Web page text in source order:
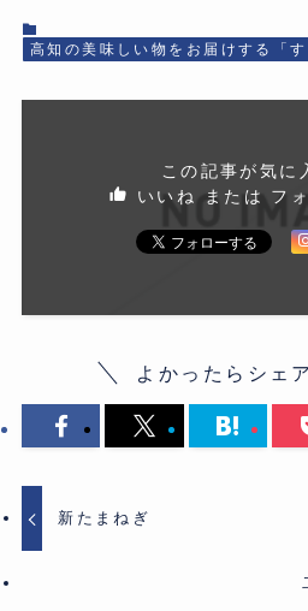
高知の美味しい物をお届けする「
この記事が気に
いいね または フ
よかったらシェ
新たまねぎ